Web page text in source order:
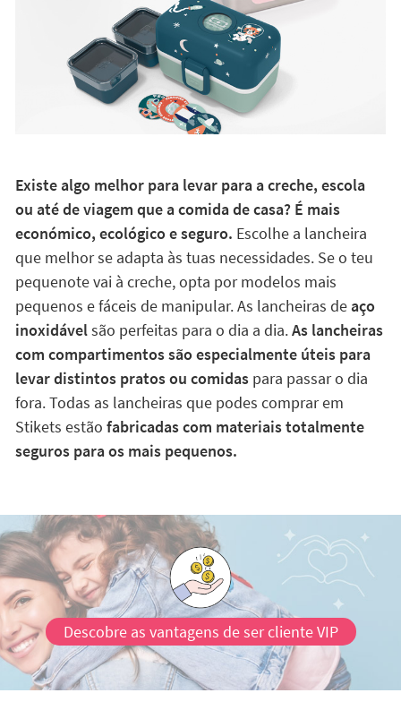
Existe algo melhor para levar para a creche, escola
ou até de viagem que a comida de casa? É mais
económico, ecológico e seguro. Escolhe a lancheira
que melhor se adapta às tuas necessidades. Se o teu
pequenote vai à creche, opta por modelos mais
pequenos e fáceis de manipular. As lancheiras deaço
inoxidávelsão perfeitas para o dia a dia.As lancheiras
com compartimentos são especialmente úteis para
levar distintos pratos ou comidaspara passar o dia
fora. Todas as lancheiras que podes comprar em
Stikets estão fabricadas com materiais totalmente
seguros para os mais pequenos.
Descobre as vantagens de ser cliente VIP